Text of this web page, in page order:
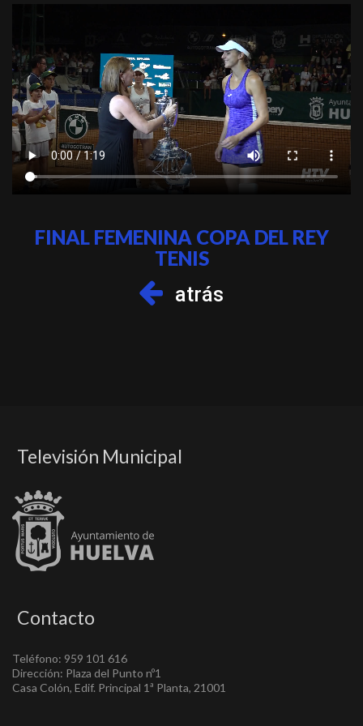
FINAL FEMENINA COPA DEL REY
TENIS
atrás
Televisión Municipal
Contacto
Teléfono: 959 101 616
Dirección: Plaza del Punto nº1
Casa Colón, Edif. Principal 1ª Planta, 21001